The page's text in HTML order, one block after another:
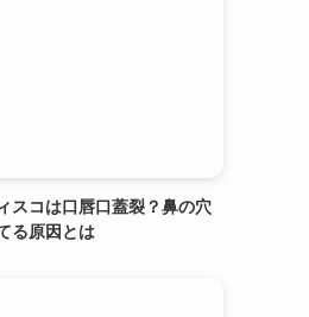
スコは口唇口蓋裂？鼻の穴
る原因とは